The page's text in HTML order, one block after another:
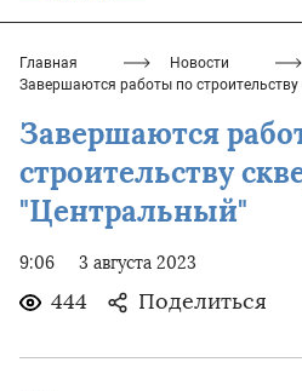
Главная
Новости
Завершаются работы по
Завершаются
строительству
"Центральный"
9:06 3 августа 2023
444 Поделиться